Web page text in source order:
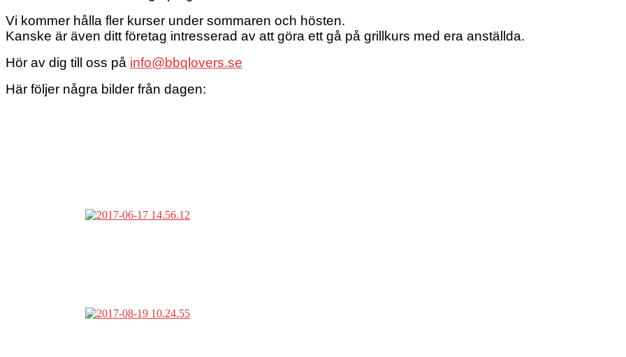
Vi kommer hålla fler kurser under sommaren och hösten.
Kanske är även ditt företag intresserad av att göra ett gå på grillkurs med era anställda.
Hör av dig till oss på info@bbqlovers.se
Här följer några bilder från dagen: